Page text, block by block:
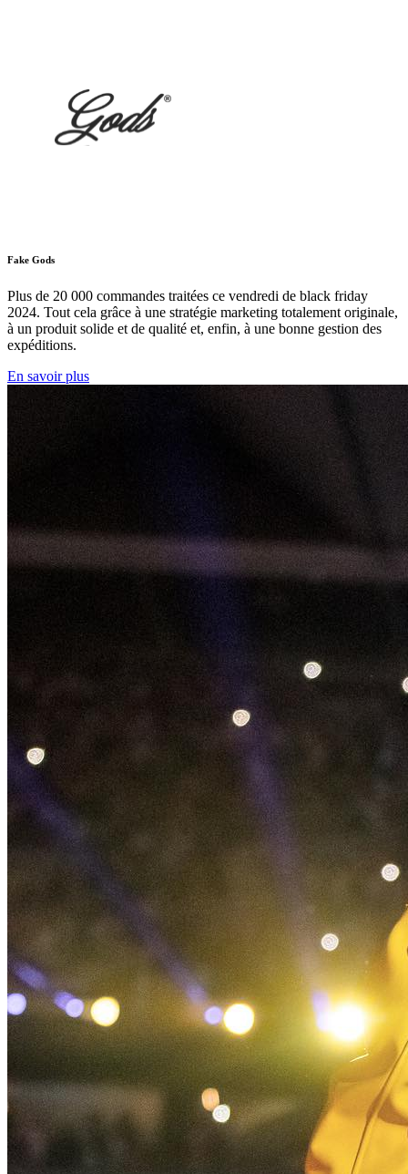
Fake Gods
Plus de 20 000 commandes traitées ce vendredi de black friday
2024. Tout cela grâce à une stratégie marketing totalement originale,
à un produit solide et de qualité et, enfin, à une bonne gestion des
expéditions.
En savoir plus